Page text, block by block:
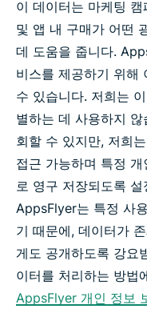
이 데이터는 마케팅
및 앱 내 구매가 어떤
데 도움을 줍니다.
비스를 제공하기 위해
수 있습니다. 저희는
별하는 데 사용하지
회할 수 있지만, 저희
접근 가능하며 특정
로 영구 저장되도록
AppsFlyer는 특정 사
기 때문에, 데이터가
게도 공개하도록 강요
이터를 처리하는 방법
AppsFlyer 개인 정보